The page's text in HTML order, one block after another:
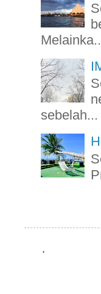
sebelah...
.